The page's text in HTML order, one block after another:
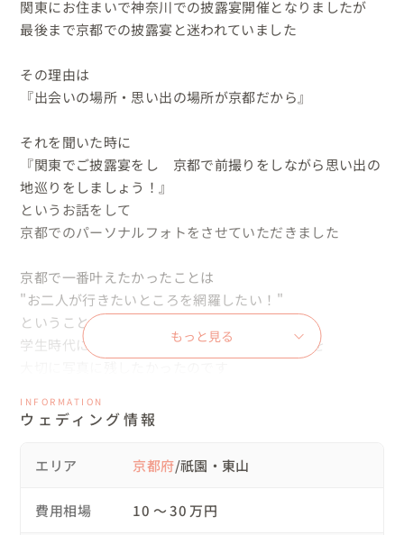
関東にお住まいで神奈川での披露宴開催となりましたが
最後まで京都での披露宴と迷われていました
その理由は
『出会いの場所・思い出の場所が京都だから』
それを聞いた時に
『関東でご披露宴をし　京都で前撮りをしながら思い出の
地巡りをしましょう！』
というお話をして
京都でのパーソナルフォトをさせていただきました
京都で一番叶えたかったことは
"お二人が行きたいところを網羅したい！"
ということ
学生時代にお二人が過ごした思い出のスポットを
重要文化財が多いため叶わないところもありましたが
スケジュールを組みました
当日は京都ならではで
観光客の方が多すぎない時間帯での撮影を
もっと見る
INFORMATION
ウェディング情報
エリア 京都府/祇園・東山
費用相場 10 〜 30 万円